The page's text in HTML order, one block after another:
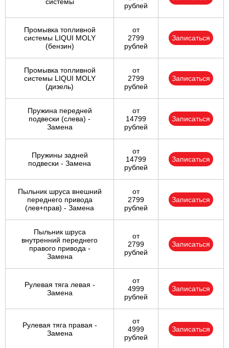
системы
рублей
Промывка топливной
системы LIQUI MOLY
(бензин)
от
2799
рублей
Записаться
Промывка топливной
системы LIQUI MOLY
(дизель)
от
2799
рублей
Записаться
Пружина передней
подвески (слева) -
Замена
от
14799
рублей
Записаться
Пружины задней
подвески - Замена
от
14799
рублей
Записаться
Пыльник шруса внешний
переднего привода
(лев+прав) - Замена
от
2799
рублей
Записаться
Пыльник шруса
внутренний переднего
правого привода -
Замена
от
2799
рублей
Записаться
Рулевая тяга левая -
Замена
от
4999
рублей
Записаться
Рулевая тяга правая -
Замена
от
4999
рублей
Записаться